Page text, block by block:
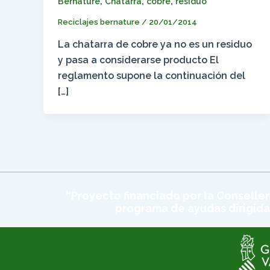
Reciclajes bernature / 20/01/2014
La chatarra de cobre ya no es un residuo
y pasa a considerarse producto El
reglamento supone la continuación del
[…]